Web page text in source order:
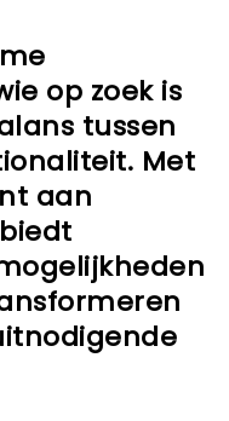
op zoek is
tussen
Met
aan